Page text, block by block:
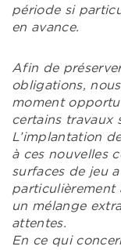
période si
en avance.
Afin de
obligations,
moment
certains travaux
L’implantation
à ces nouvelles
surfaces de jeu
particulièrement
un mélange
attentes.
En ce qui